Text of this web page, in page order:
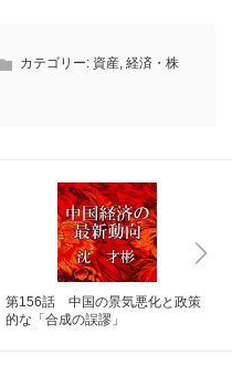
カテゴリー: 資産, 経済・株
第156話 中国の景気悪化と政策
的な「合成の誤謬」